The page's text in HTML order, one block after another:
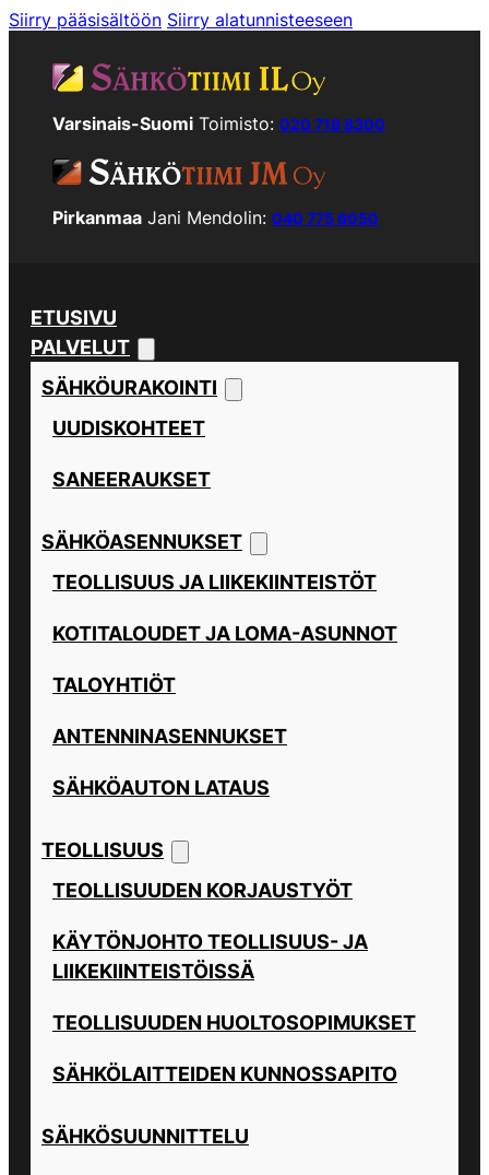
Siirry pääsisältöön Siirry alatunnisteeseen
Varsinais-Suomi Toimisto: 020 718 8300
Pirkanmaa Jani Mendolin: 040 775 6050
ETUSIVU
PALVELUT
SÄHKÖURAKOINTI
UUDISKOHTEET
SANEERAUKSET
SÄHKÖASENNUKSET
TEOLLISUUS JA LIIKEKIINTEISTÖT
KOTITALOUDET JA LOMA-ASUNNOT
TALOYHTIÖT
ANTENNINASENNUKSET
SÄHKÖAUTON LATAUS
TEOLLISUUS
TEOLLISUUDEN KORJAUSTYÖT
KÄYTÖNJOHTO TEOLLISUUS- JA
LIIKEKIINTEISTÖISSÄ
TEOLLISUUDEN HUOLTOSOPIMUKSET
SÄHKÖLAITTEIDEN KUNNOSSAPITO
SÄHKÖSUUNNITTELU